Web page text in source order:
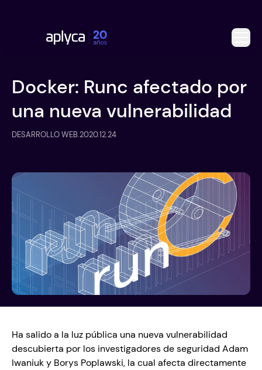
Docker: Runc afectado por
una nueva vulnerabilidad
DESARROLLO WEB.2020.12.24
Ha salido a la luz pública una nueva vulnerabilidad
descubierta por los investigadores de seguridad Adam
Iwaniuk y Borys Poplawski, la cual afecta directamente